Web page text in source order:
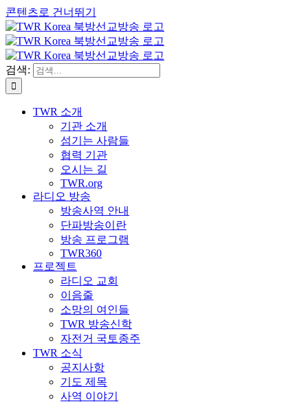
콘텐츠로 건너뛰기
검색:
TWR 소개
기관 소개
섬기는 사람들
협력 기관
오시는 길
TWR.org
라디오 방송
방송사역 안내
단파방송이란
방송 프로그램
TWR360
프로젝트
라디오 교회
이음줄
소망의 여인들
TWR 방송신학
자전거 국토종주
TWR 소식
공지사항
기도 제목
사역 이야기